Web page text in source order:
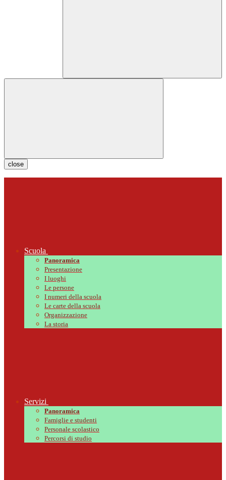
close
Scuola
Panoramica
Presentazione
I luoghi
Le persone
I numeri della scuola
Le carte della scuola
Organizzazione
La storia
Servizi
Panoramica
Famiglie e studenti
Personale scolastico
Percorsi di studio